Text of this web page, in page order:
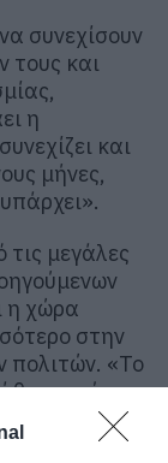
συνεχίσουν
τους και
η
και
μήνες,
μεγάλες
η χώρα
στην
πολιτών. «Το
πρέπει
«πρόληψη,